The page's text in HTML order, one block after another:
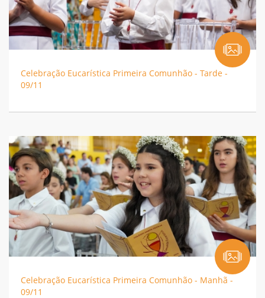
Celebração Eucarística Primeira Comunhão - Tarde -
09/11
Celebração Eucarística Primeira Comunhão - Manhã -
09/11